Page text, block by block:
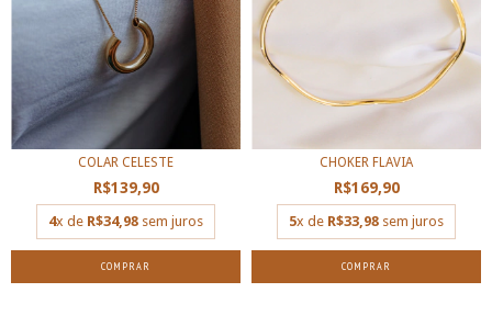
COLAR CELESTE
R$139,90
4x de R$34,98 sem juros
COMPRAR
CHOKER FLAVIA
R$169,90
5x de R$33,98 sem juros
COMPRAR